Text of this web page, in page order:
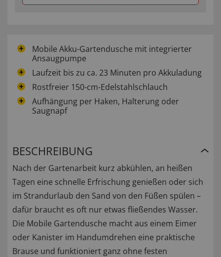
Mobile Akku-Gartendusche mit integrierter
Ansaugpumpe
Laufzeit bis zu ca. 23 Minuten pro Akkuladung
Rostfreier 150-cm-Edelstahlschlauch
Aufhängung per Haken, Halterung oder
Saugnapf
BESCHREIBUNG
Nach der Gartenarbeit kurz abkühlen, an heißen
Tagen eine schnelle Erfrischung genießen oder sich
im Strandurlaub den Sand von den Füßen spülen –
dafür braucht es oft nur etwas fließendes Wasser.
Die Mobile Gartendusche macht aus einem Eimer
oder Kanister im Handumdrehen eine praktische
Brause und funktioniert ganz ohne festen